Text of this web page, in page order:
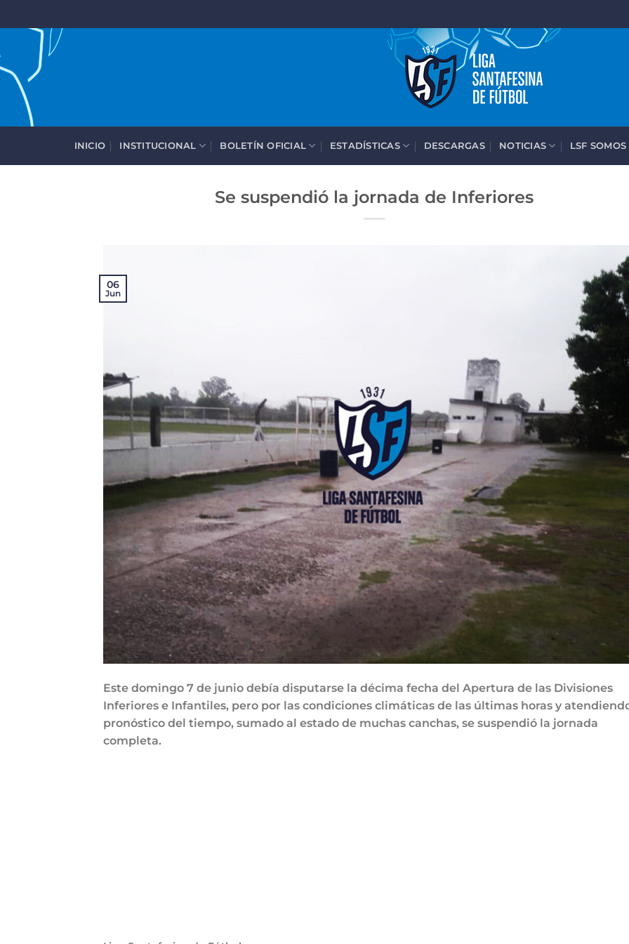
contenido
INICIO INSTITUCIONAL BOLETÍN OFICIAL ESTADÍSTICAS DESCARGAS NOTICIAS LSF
Se suspendió la jornada de Inferiores
06
Jun
Este domingo 7 de junio debía disputarse la décima fecha del Apertura de las Divisiones
Inferiores e Infantiles, pero por las condiciones climáticas de las últimas horas y
pronóstico del tiempo, sumado al estado de muchas canchas, se suspendió la jornada
completa.